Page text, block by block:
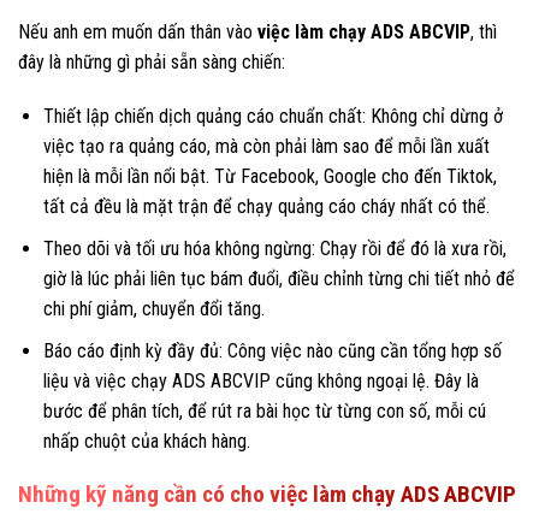
Nếu anh em muốn dấn thân vào việc làm chạy ADS ABCVIP, thì
đây là những gì phải sẵn sàng chiến:
Thiết lập chiến dịch quảng cáo chuẩn chất: Không chỉ dừng ở
việc tạo ra quảng cáo, mà còn phải làm sao để mỗi lần xuất
hiện là mỗi lần nổi bật. Từ Facebook, Google cho đến Tiktok,
tất cả đều là mặt trận để chạy quảng cáo cháy nhất có thể.
Theo dõi và tối ưu hóa không ngừng: Chạy rồi để đó là xưa rồi,
giờ là lúc phải liên tục bám đuổi, điều chỉnh từng chi tiết nhỏ để
chi phí giảm, chuyển đổi tăng.
Báo cáo định kỳ đầy đủ: Công việc nào cũng cần tổng hợp số
liệu và việc chạy ADS ABCVIP cũng không ngoại lệ. Đây là
bước để phân tích, để rút ra bài học từ từng con số, mỗi cú
nhấp chuột của khách hàng.
Những kỹ năng cần có cho việc làm chạy ADS ABCVIP